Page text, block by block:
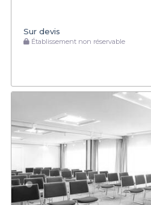
Sur devis
Établissement non réservable